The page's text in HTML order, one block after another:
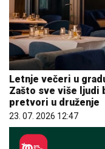
Letnje večeri u
Zašto sve više ljudi
pretvori u druženje
23. 07. 2026 12:47